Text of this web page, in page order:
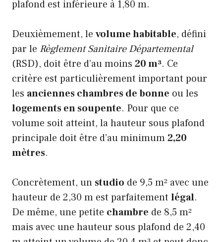
plafond est inférieure à 1,80 m.
Deuxièmement, le volume habitable, défini
par le Règlement Sanitaire Départemental
(RSD), doit être d’au moins 20 m³. Ce
critère est particulièrement important pour
les anciennes chambres de bonne ou les
logements en soupente. Pour que ce
volume soit atteint, la hauteur sous plafond
principale doit être d’au minimum2,20
mètres.
Concrètement, un studio de 9,5 m² avec une
hauteur de 2,30 m est parfaitement légal.
De même, une petite chambre de 8,5 m²
mais avec une hauteur sous plafond de 2,40